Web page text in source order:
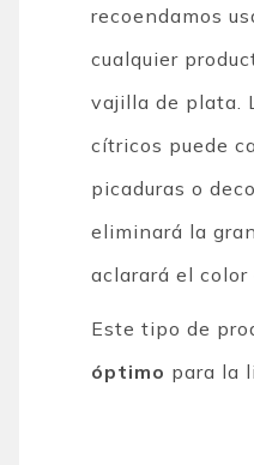
recoendamos
cualquier
vajilla de plata.
cítricos puede
picaduras o
eliminará la
aclarará el color
Este tipo de
óptimo para la